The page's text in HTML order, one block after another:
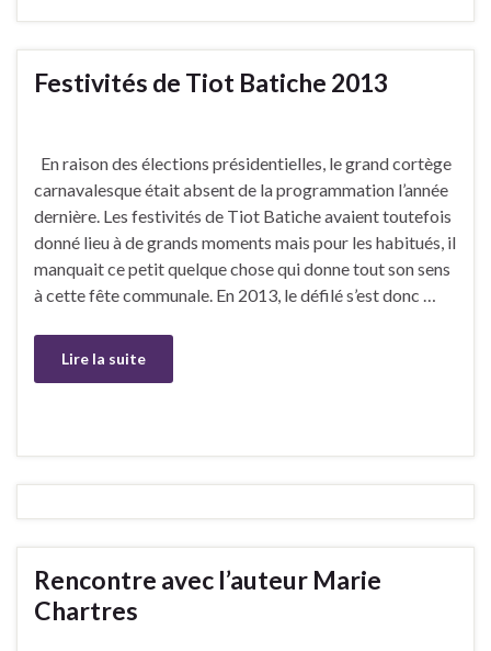
Festivités de Tiot Batiche 2013
En raison des élections présidentielles, le grand cortège
carnavalesque était absent de la programmation l’année
dernière. Les festivités de Tiot Batiche avaient toutefois
donné lieu à de grands moments mais pour les habitués, il
manquait ce petit quelque chose qui donne tout son sens
à cette fête communale. En 2013, le défilé s’est donc …
Lire la suite
Rencontre avec l’auteur Marie
Chartres